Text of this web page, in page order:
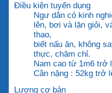
Điều kiện tuyển dụng
Ngư dân có kinh
lên, bơi và lặn giỏi,
thạo,
biết nấu ăn, không
thực, chăm chỉ.
Nam cao từ 1m6 trở
Cân nặng : 52kg trở
Lương cơ bản